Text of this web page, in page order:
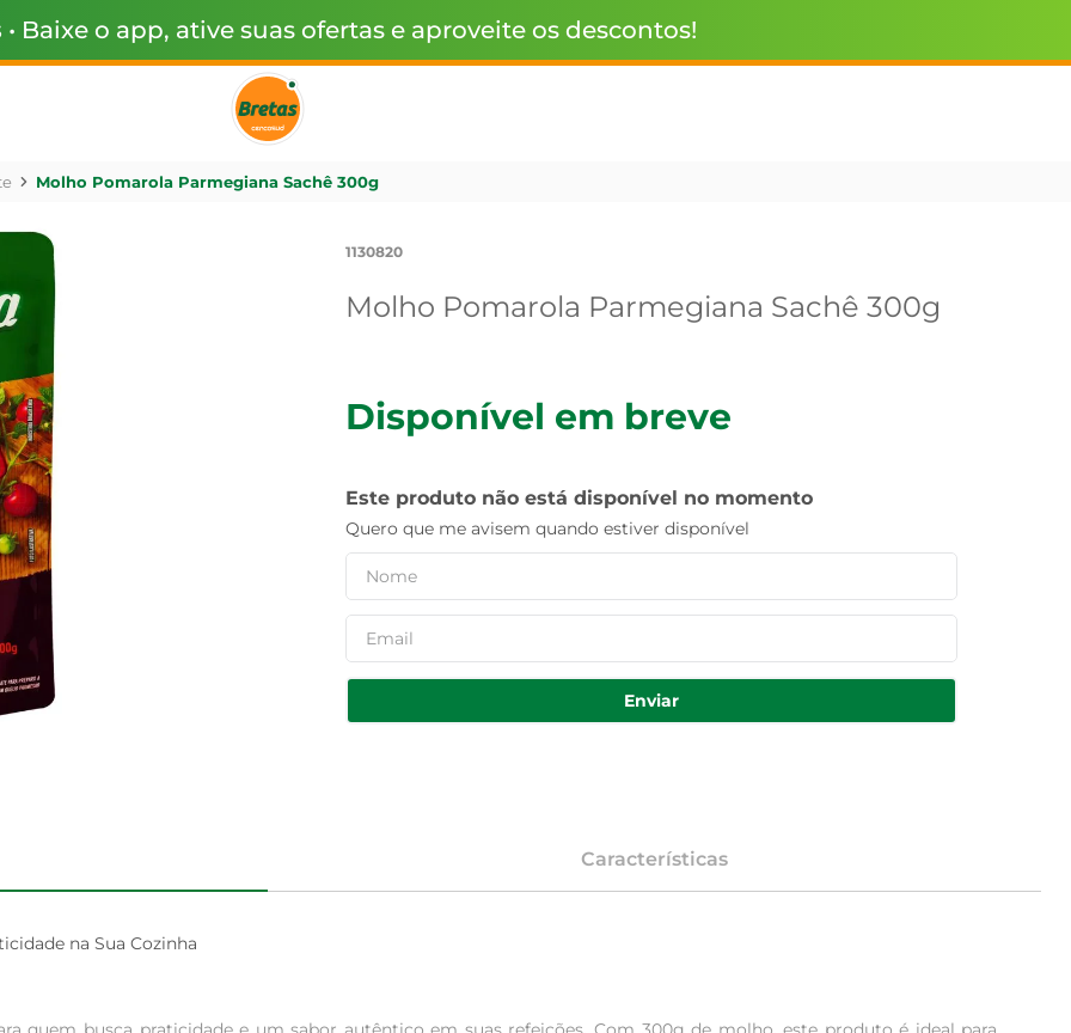
• Baixe o app, ative suas ofertas e aproveite os descontos!
Molho Pomarola Parmegiana Sachê 300g
1130820
Molho Pomarola Parmegiana Sachê 300g
Disponível em breve
Este produto não está disponível no momento
Quero que me avisem quando estiver disponível
Enviar
Características
na Sua Cozinha